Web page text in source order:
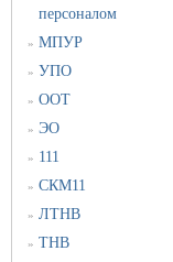
персоналом
» МПУР
» УПО
» ООТ
» ЭО
» 111
» СКМ11
» ЛТНВ
» ТНВ